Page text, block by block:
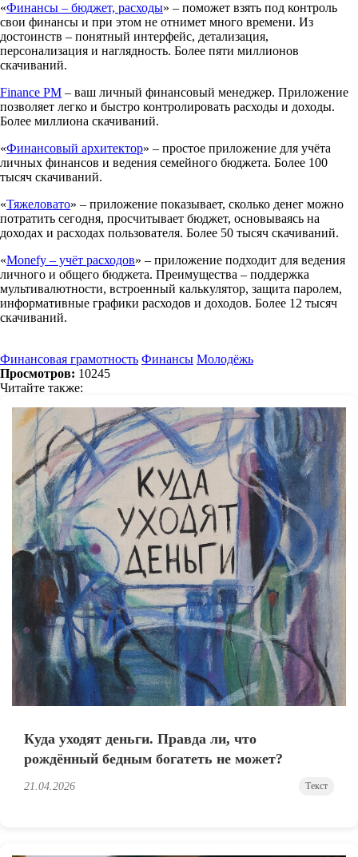
«Финансы – бюджет, расходы» – поможет взять под контроль
свои финансы и при этом не отнимет много времени. Из
достоинств – понятный интерфейс, детализация,
персонализация и наглядность. Более пяти миллионов
скачиваний.
Finance PM – ваш личный финансовый менеджер. Приложение
позволяет легко и быстро контролировать расходы и доходы.
Более миллиона скачиваний.
«Финансовый архитектор» – простое приложение для учёта
личных финансов и ведения семейного бюджета. Более 100
тысяч скачиваний.
«Тяжеловато» – приложение показывает, сколько денег можно
потратить сегодня, просчитывает бюджет, основываясь на
доходах и расходах пользователя. Более 50 тысяч скачиваний.
«Monefy – учёт расходов» – приложение подходит для ведения
личного и общего бюджета. Преимущества – поддержка
мультивалютности, встроенный калькулятор, защита паролем,
информативные графики расходов и доходов. Более 12 тысяч
скачиваний.
Финансовая грамотность Финансы Молодёжь
Просмотров: 10245
Читайте также:
Куда уходят деньги. Правда ли, что
рождённый бедным богатеть не может?
21.04.2026 Текст